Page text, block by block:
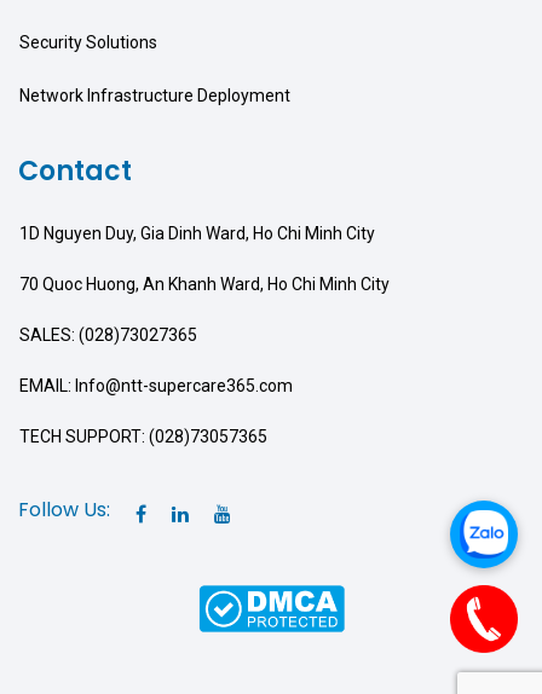
Security Solutions
Network Infrastructure Deployment
Contact
1D Nguyen Duy, Gia Dinh Ward, Ho Chi Minh City
70 Quoc Huong, An Khanh Ward, Ho Chi Minh City
SALES: (028)73027365
EMAIL: Info@ntt-supercare365.com
TECH SUPPORT: (028)73057365
Follow Us: